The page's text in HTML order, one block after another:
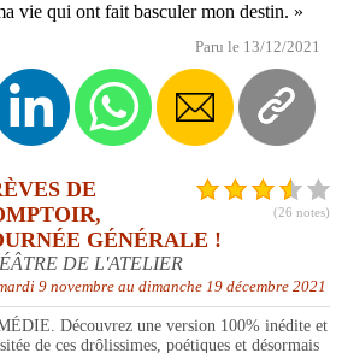
vie qui ont fait basculer mon destin. »
Paru le 13/12/2021
(26 notes)
DE
GÉNÉRALE !
DE L'ATELIER
9 novembre au dimanche 19 décembre 2021
Découvrez une version 100% inédite et
de ces drôlissimes, poétiques et désormais